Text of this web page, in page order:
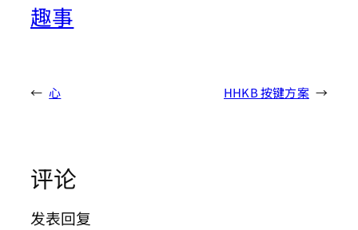
趣事
← 心 HHKB 按键方案 →
评论
发表回复